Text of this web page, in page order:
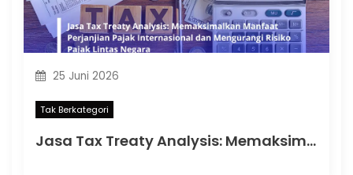
25 Juni 2026
Tak Berkategori
Jasa Tax Treaty Analysis: Memaksimalkan Manfaat Perjanjian Pajak Internasional dan Mengurangi Risiko Pajak Lintas Negara